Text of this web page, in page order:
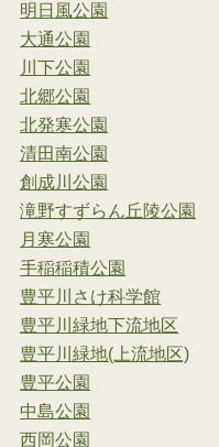
明日風公園
大通公園
川下公園
北郷公園
北発寒公園
清田南公園
創成川公園
滝野すずらん丘陵公園
月寒公園
手稲稲積公園
豊平川さけ科学館
豊平川緑地下流地区
豊平川緑地(上流地区)
豊平公園
中島公園
西岡公園